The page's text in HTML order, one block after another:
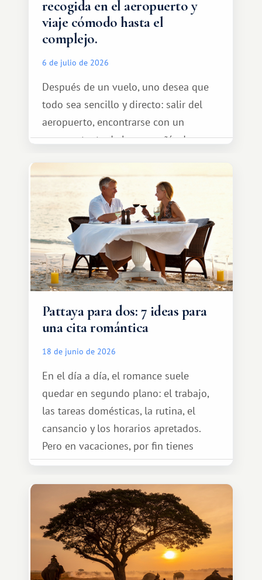
recogida en el aeropuerto y
viaje cómodo hasta el
complejo.
6 de julio de 2026
Después de un vuelo, uno desea que
todo sea sencillo y directo: salir del
aeropuerto, encontrarse con un
representante de la compañía de
tranquilamente hasta el complejo
turístico.
Pattaya para dos: 7 ideas para
una cita romántica
18 de junio de 2026
En el día a día, el romance suele
quedar en segundo plano: el trabajo,
las tareas domésticas, la rutina, el
cansancio y los horarios apretados.
Pero en vacaciones, por fin tienes
espacio para dos y ganas de hacer algo
especial por tu pareja. No tiene por
qué ser algo grandioso, pero sí algo
cálido y memorable.